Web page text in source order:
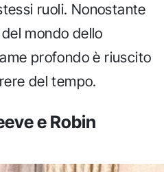
ruoli. Nonostante
mondo dello
profondo è riuscito
del tempo.
e Robin